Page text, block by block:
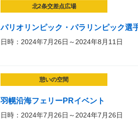
北2条交差点広場
パリオリンピック・パラリンピック選
日時：2024年7月26日～2024年8月11日
憩いの空間
羽幌沿海フェリーPRイベント
日時：2024年7月26日～2024年7月26日